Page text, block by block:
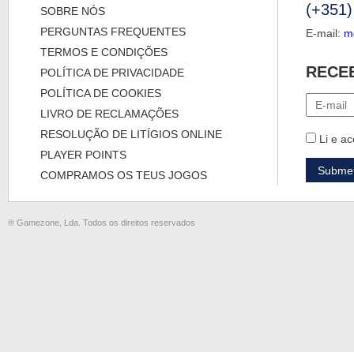
SOBRE NÓS
PERGUNTAS FREQUENTES
TERMOS E CONDIÇÕES
POLÍTICA DE PRIVACIDADE
POLÍTICA DE COOKIES
LIVRO DE RECLAMAÇÕES
RESOLUÇÃO DE LITÍGIOS ONLINE
PLAYER POINTS
COMPRAMOS OS TEUS JOGOS
E-mail:
Li e
® Gamezone, Lda. Todos os direitos reservados